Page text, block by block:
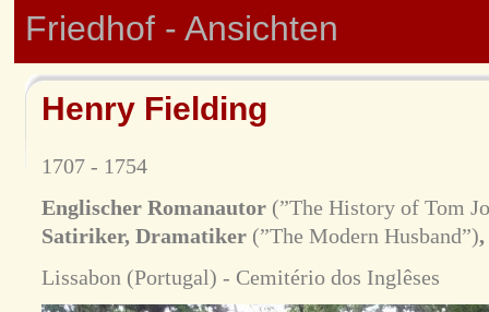
Friedhof - Ansichten
Henry Fielding
1707 - 1754
Englischer Romanautor(”The History of Tom
Satiriker, Dramatiker(”The Modern Husband”)
Lissabon (Portugal) - Cemitério dos Inglêses